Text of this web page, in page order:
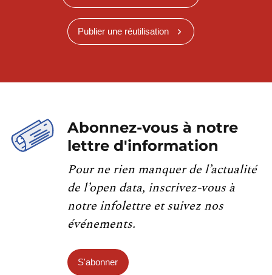
Publier une réutilisation
Abonnez-vous à notre
lettre d'information
Pour ne rien manquer de l’actualité
de l’open data, inscrivez-vous à
notre infolettre et suivez nos
événements.
S'abonner